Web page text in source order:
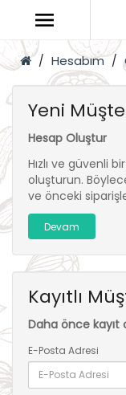
Hesabım
Yeni
Hesap Oluştur
Hızlı ve güvenli
oluşturun.
ve önceki
Devam
Kayıtlı
Daha önce kayıt
E-Posta Adresi